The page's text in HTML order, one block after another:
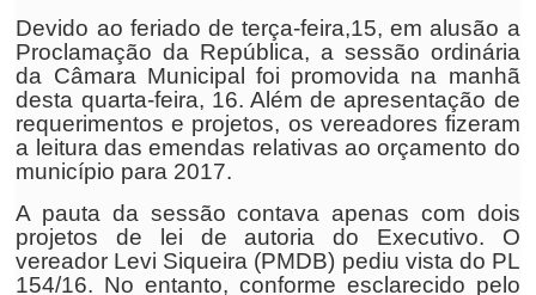
Devido ao feriado de terça-feira,15, em alusão a
Proclamação da República, a sessão ordinária
da Câmara Municipal foi promovida na manhã
desta quarta-feira, 16. Além de apresentação de
requerimentos e projetos, os vereadores fizeram
a leitura das emendas relativas ao orçamento do
município para 2017.
A pauta da sessão contava apenas com dois
projetos de lei de autoria do Executivo. O
vereador Levi Siqueira (PMDB) pediu vista do PL
154/16. No entanto, conforme esclarecido pelo